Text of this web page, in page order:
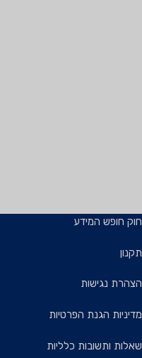
חוק חופש המידע
תקנון
הצהרת נגישות
מדיניות הגנת הפרטיות
שאלות ותשובות כלליות